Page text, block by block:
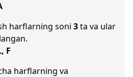
harflarning soni 3ta va ular
F
harflarning va